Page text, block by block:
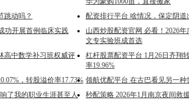
跳动吗？
配资排行平台 啥情况，保定阴
功开展首例临床实践
山西炒股配资官网 必看！2026
文专实验班成首选
高中数学补习班权威评
杠杆股票配资平台 1月26日齐翔
率19.96%
，转股溢价率17.73% 领航优配平台 在古巴看见另一种
了我的职业生涯甚至人
秒配策略 2026年1月南京夜间救